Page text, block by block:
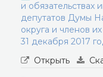
и обязательствах
депутатов Думы
округа и членов
31 декабря 2017
Открыть